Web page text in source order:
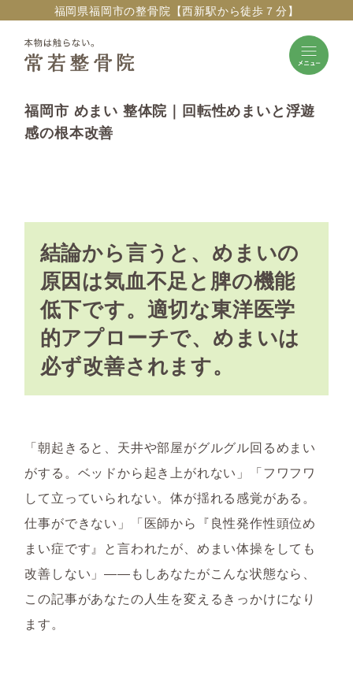
福岡県福岡市の整骨院【西新駅から徒歩７分】
福岡市 めまい 整体院｜回転性めまいと浮遊
感の根本改善
結論から言うと、めまいの
原因は気血不足と脾の機能
低下です。適切な東洋医学
的アプローチで、めまいは
必ず改善されます。
「朝起きると、天井や部屋がグルグル回るめまい
がする。ベッドから起き上がれない」「フワフワ
して立っていられない。体が揺れる感覚がある。
仕事ができない」「医師から『良性発作性頭位め
まい症です』と言われたが、めまい体操をしても
改善しない」――もしあなたがこんな状態なら、
この記事があなたの人生を変えるきっかけになり
ます。